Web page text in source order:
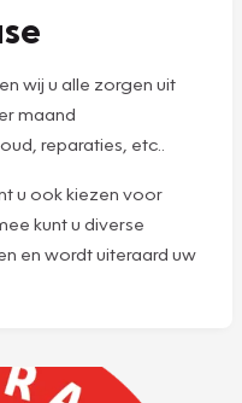
wij u alle zorgen uit
maand
reparaties, etc..
u ook kiezen voor
kunt u diverse
en wordt uiteraard uw